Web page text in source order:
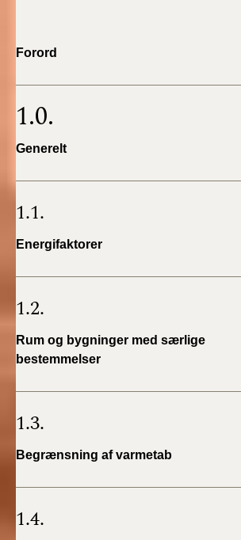
BR18 (1/1 - 30/6
2021)
BR18 (4/7-31/12
BR18 (1/7-31/12
Forord
1.0.
Generelt
1.1.
Energifaktorer
1.2.
Rum og bygninger med særlige
bestemmelser
1.3.
Begrænsning af varmetab
1.4.